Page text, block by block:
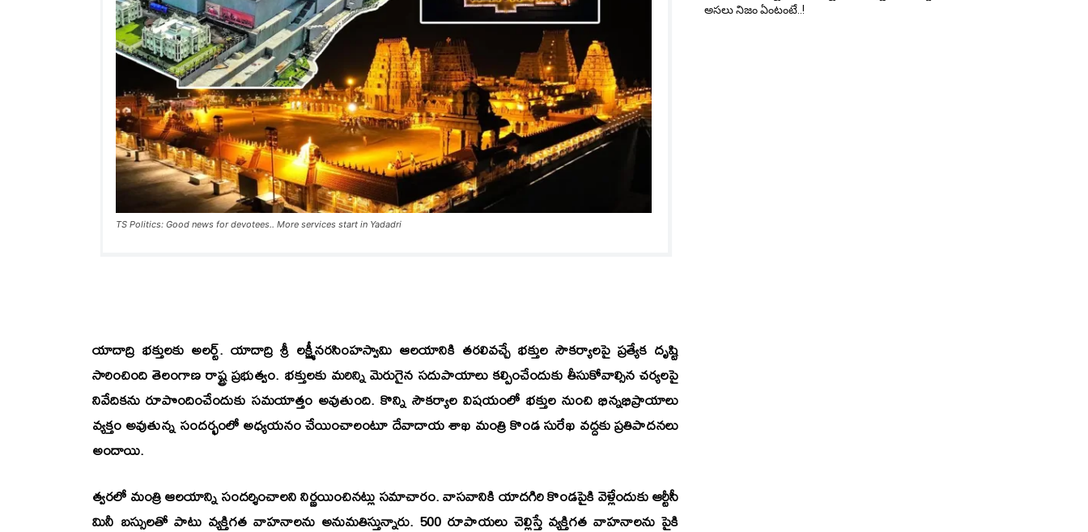
TS Politics: Good news for devotees.. More services start in Yadadri
యాదాద్రి భక్తులకు అలర్ట్. యాదాద్రి శ్రీ లక్ష్మీనరసింహస్వామి ఆలయానికి తరలివచ్చే భక్తుల సౌకర్యాలపై ప్రత్యేక దృష్టి
సారించింది తెలంగాణ రాష్ట్ర ప్రభుత్వం. భక్తులకు మరిన్ని మెరుగైన సదుపాయాలు కల్పించేందుకు తీసుకోవాల్సిన చర్యలపై
నివేదికను రూపొందించేందుకు సమయాత్తం అవుతుంది. కొన్ని సౌకర్యాల విషయంలో భక్తుల నుంచి భిన్నభిప్రాయాలు
వ్యక్తం అవుతున్న సందర్భంలో అధ్యయనం చేయించాలంటూ దేవాదాయ శాఖ మంత్రి కొండ సురేఖ వద్దకు ప్రతిపాదనలు
అందాయి.
త్వరలో మంత్రి ఆలయాన్ని సందర్శించాలని నిర్ణయించినట్లు సమాచారం. వాసవానికి యాదగిరి కొండపైకి వెళ్లేందుకు ఆర్టీసీ
మినీ బస్సులతో పాటు వ్యక్తిగత వాహనాలను అనుమతిస్తున్నారు. 500 రూపాయలు చెల్లిస్తే వ్యక్తిగత వాహనాలను పైకి
అసలు నిజం ఏంటంటే..!